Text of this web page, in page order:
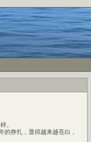
。
挣扎，显得越来越苍白，